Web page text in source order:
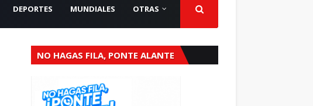
DEPORTES MUNDIALES OTRAS
NO HAGAS FILA, PONTE ALANTE